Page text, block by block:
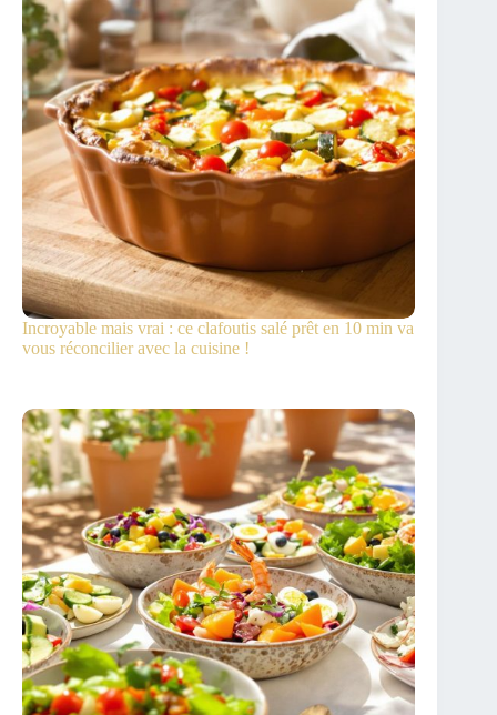
Incroyable mais vrai : ce clafoutis salé prêt en 10 min va
vous réconcilier avec la cuisine !